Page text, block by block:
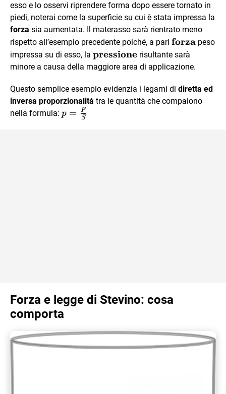
esso e lo osservi riprendere forma dopo essere tornato in
piedi, noterai come la superficie su cui è stata impressa la
forza sia aumentata. Il materasso sarà rientrato meno
rispetto all’esempio precedente poiché, a pari forza peso
impressa su di esso, la \textbf{pressione}
pressione risultante sarà
minore a causa della maggiore area di applicazione.
Questo semplice esempio evidenzia i legami di diretta ed
inversa proporzionalità tra le quantità che compaiono
nella formula: p =
p = S
F
Forza e legge di Stevino: cosa
comporta